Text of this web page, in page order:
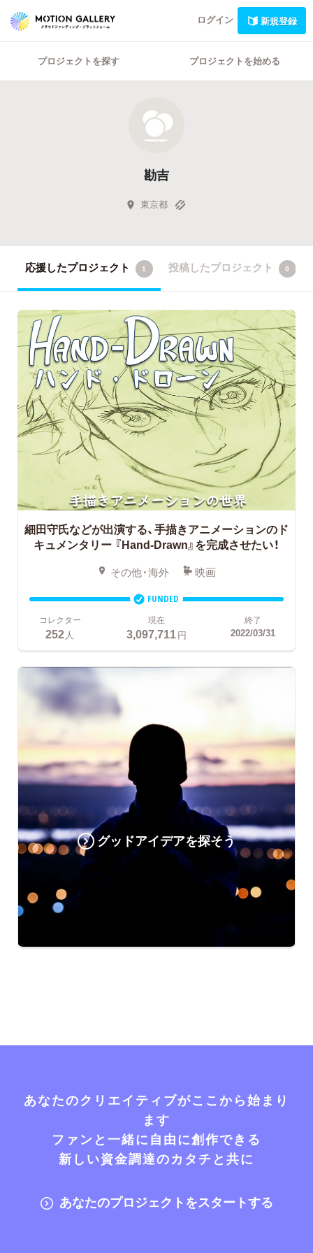
ログイン 新規登録
プロジェクトを探す プロジェクトを始める
勘吉
東京都
応援したプロジェクト 1 投稿したプロジェクト 0
細田守氏などが出演する、手描きアニメーションのド
キュメンタリー 『Hand-Drawn』を完成させたい！
その他・海外 映画
FUNDED
コレクター
252 人
現在
3,097,711円
終了
2022/03/31
グッドアイデアを探そう
あなたのクリエイティブがここから始まり
ます
ファンと一緒に自由に創作できる
新しい資金調達のカタチと共に
あなたのプロジェクトをスタートする